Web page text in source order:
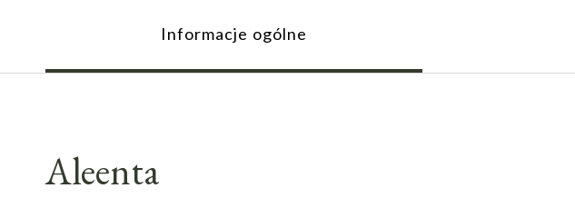
Informacje ogólne
Aleenta